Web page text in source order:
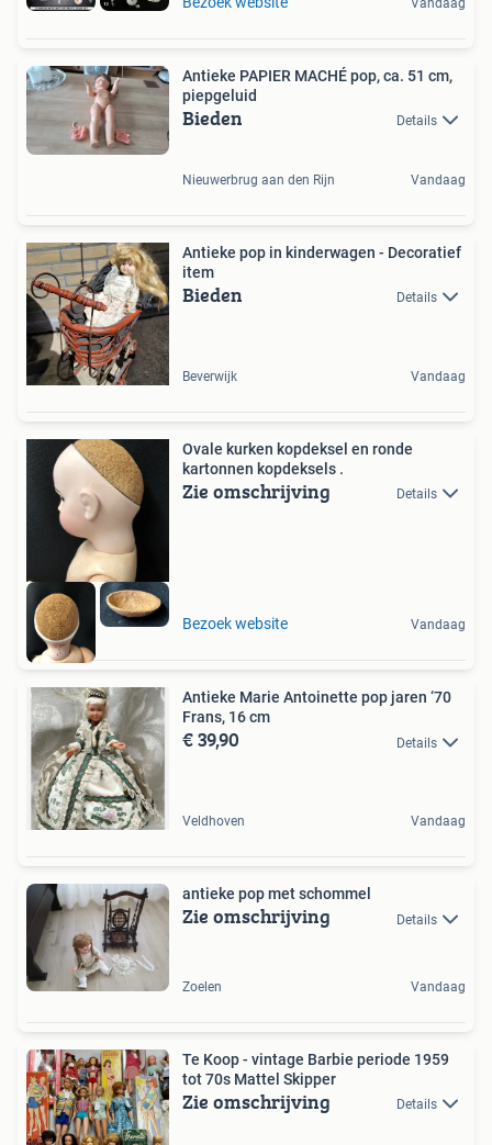
Antieke PAPIER MACHÉ pop, ca. 51 cm,
piepgeluid
Bieden Details
Nieuwerbrug aan den Rijn Vandaag
Antieke pop in kinderwagen - Decoratief
item
Bieden Details
Beverwijk Vandaag
Ovale kurken kopdeksel en ronde
kartonnen kopdeksels .
Zie omschrijving Details
Bezoek website Vandaag
Antieke Marie Antoinette pop jaren ‘70
Frans, 16 cm
€ 39,90 Details
Veldhoven Vandaag
antieke pop met schommel
Zie omschrijving Details
Zoelen Vandaag
Te Koop - vintage Barbie periode 1959
tot 70s Mattel Skipper
Zie omschrijving Details